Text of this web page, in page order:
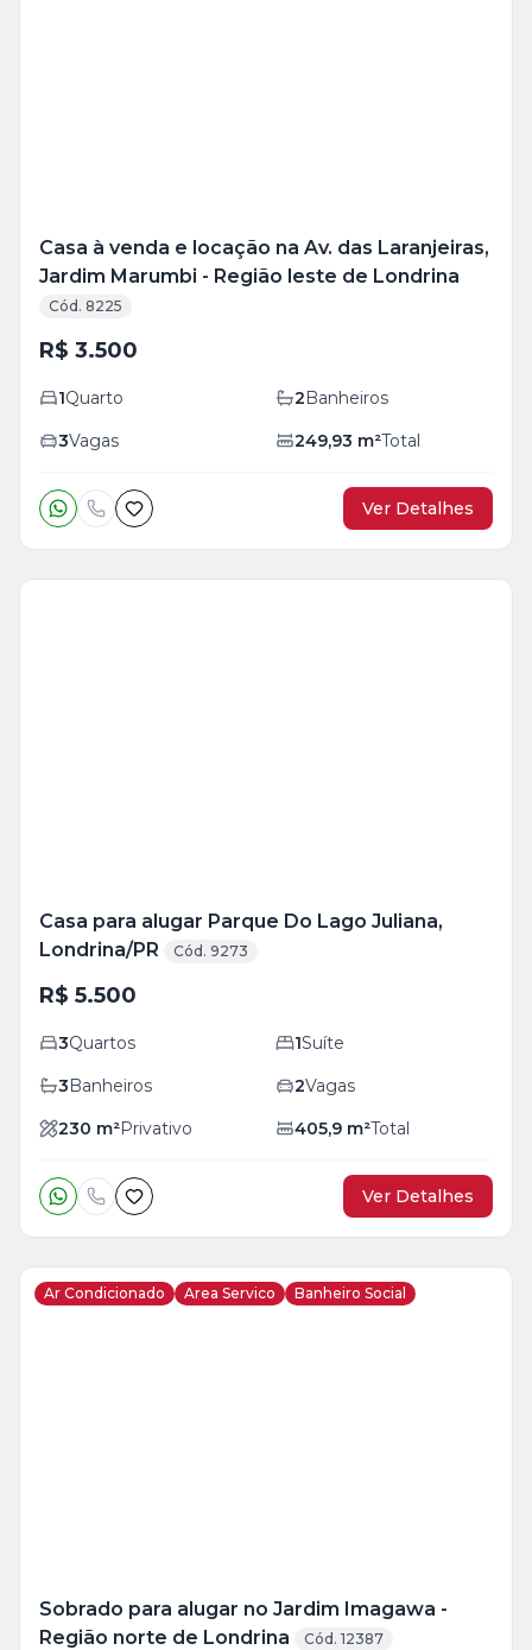
Casa à venda e locação na Av. das Laranjeiras,
Jardim Marumbi - Região leste de Londrina
Cód. 8225
R$ 3.500
1Quarto 2Banheiros
3Vagas 249,93 m²Total
Ver Detalhes
Casa para alugar Parque Do Lago Juliana,
Londrina/PR
Cód. 9273
R$ 5.500
3Quartos 1Suíte
3Banheiros 2Vagas
230 m²Privativo 405,9 m²Total
Ver Detalhes
Ar Condicionado Area Servico Banheiro Social
Sobrado para alugar no Jardim Imagawa -
Região norte de Londrina
Cód. 12387